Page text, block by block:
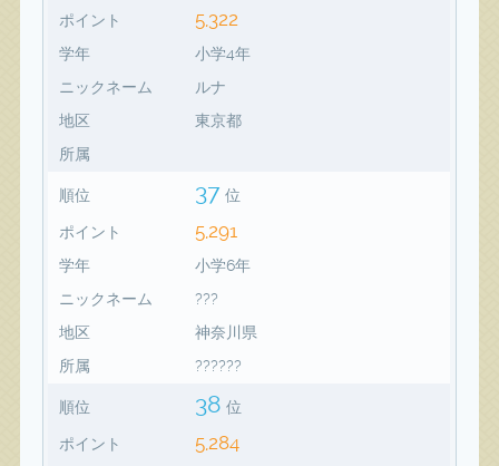
ポイント 5,322
学年
小学4年
ニックネーム
ルナ
地区
東京都
所属
順位 37 位
ポイント 5,291
学年
小学6年
ニックネーム
???
地区
神奈川県
所属
??????
順位 38 位
ポイント 5,284